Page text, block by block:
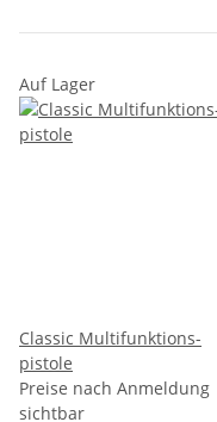
Auf Lager
Classic Multifunktions-
pistole
Preise nach Anmeldung
sichtbar